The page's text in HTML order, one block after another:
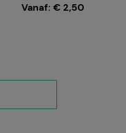
Vanaf: € 2,50